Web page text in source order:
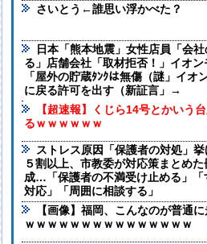
さいとう←誰思い浮かべた？
日本「熊本地震」女性店員「会
る」店舗会社「取材拒否！」イオ
「屋外の貯蔵ﾀﾝｸは無傷（謎」イオ
に戻る許可を出す（新証言」→
【超速報】くじら14号とかいう
るｗｗｗｗｗｗ
ストレス原因「保護者の対処」
５割以上、市教委が対応策まとめ
成…「保護者の不満受け止める」「
対応」「周囲に相談する」
【画像】福岡、こんなのが普通
ｗｗｗｗｗｗｗｗｗｗｗｗｗｗｗ